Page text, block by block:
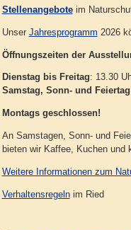
Stellenangeboteim
Unser Jahresprogramm 2026
Öffnungszeiten der
Dienstag bis Freitag: 13.30
Samstag, Sonn- und
Montags geschlossen!
An Samstagen, Sonn- und
bieten wir Kaffee, Kuchen und
Weitere Informationen zum
Verhaltensregelnim Ried